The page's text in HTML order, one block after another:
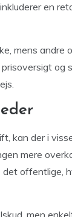
en
mens
og
kan der i
mere
offentlige,
men